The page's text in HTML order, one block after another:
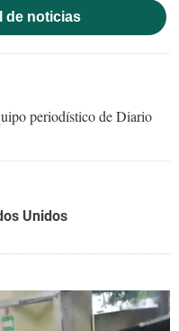
de noticias
periodístico de Diario
Unidos